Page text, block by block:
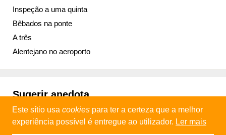
Inspeção a uma quinta
Bêbados na ponte
A três
Alentejano no aeroporto
Sugerir anedota
Este sítio usa cookies para ter a certeza que a melhor
experiência possível é entregue ao utilizador. Ler mais